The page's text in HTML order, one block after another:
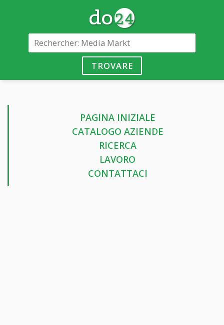
TROVARE
PAGINA INIZIALE
CATALOGO AZIENDE
RICERCA
LAVORO
CONTATTACI